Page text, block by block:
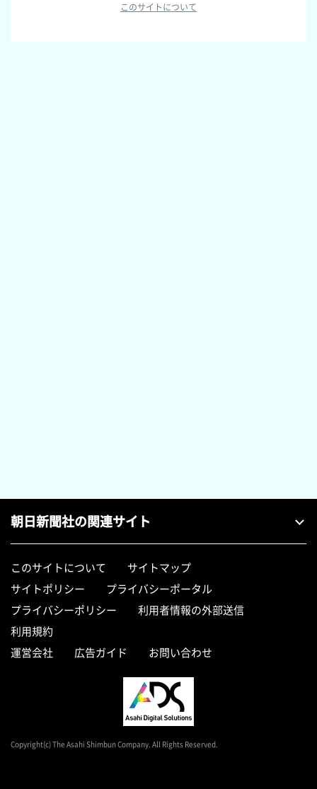
このサイトについて
朝日新聞社の関連サイト
このサイトについて
サイトマップ
サイトポリシー
プライバシーポータル
プライバシーポリシー
利用者情報の外部送信
利用規約
運営会社
広告ガイド お問い合わせ
Copyright(c) The Asahi Shimbun Company. All Rights Reserved.